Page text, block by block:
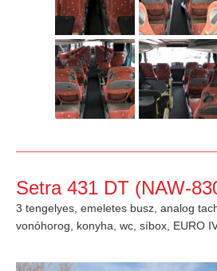
Setra 431 DT (NAW-
3 tengelyes, emeletes busz, analog
vonóhorog, konyha, wc, síbox, EURO